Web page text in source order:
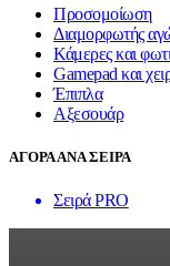
Προσομοίωση
Διαμορφωτής
Κάμερες και
Gamepad και
Έπιπλα
Αξεσουάρ
ΑΓΟΡΑ ΑΝΑ ΣΕΙΡΑ
Σειρά PRO